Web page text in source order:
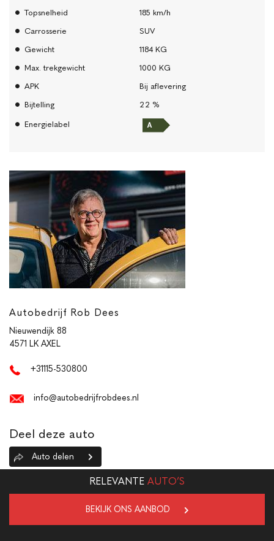
Topsnelheid
185 km/h
Carrosserie
SUV
Gewicht
1184 KG
Max. trekgewicht
1000 KG
APK
Bij aflevering
Bijtelling
22 %
Energielabel
Autobedrijf Rob Dees
Nieuwendijk 88
4571 LK AXEL
+31115-530800
info@autobedrijfrobdees.nl
Deel deze auto
Auto delen
RELEVANTE AUTO’S
BEKIJK ONS AANBOD